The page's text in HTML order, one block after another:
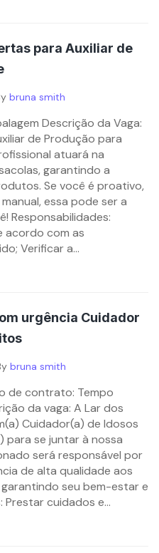
para Auxiliar de
bruna smith
Descrição da Vaga:
de Produção para
atuará na
garantindo a
Se você é proativo,
essa pode ser a
Responsabilidades:
acordo com as
Verificar a...
urgência Cuidador
bruna smith
de contrato: Tempo
da vaga: A Lar dos
Cuidador(a) de Idosos
para se juntar à nossa
será responsável por
de alta qualidade aos
seu bem-estar e
cuidados e...